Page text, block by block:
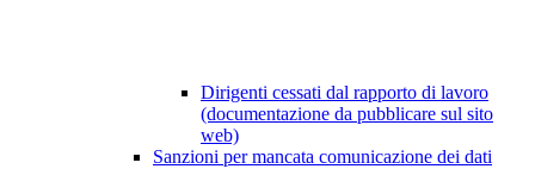
Dirigenti cessati dal rapporto di lavoro
(documentazione da pubblicare sul sito
web)
Sanzioni per mancata comunicazione dei dati